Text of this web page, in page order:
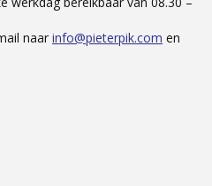
naar info@pieterpik.com en